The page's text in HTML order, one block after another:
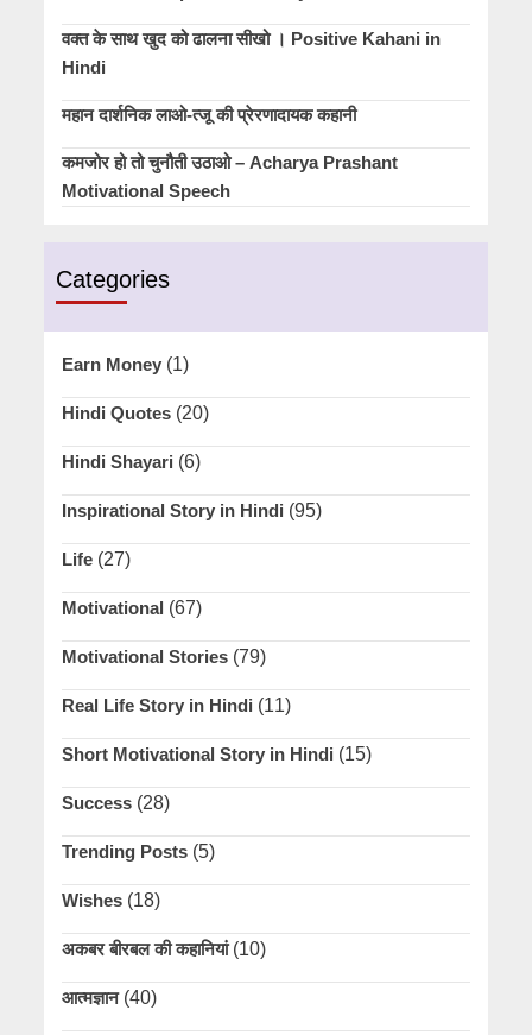
वक्त के साथ खुद को ढालना सीखो । Positive Kahani in
Hindi
महान दार्शनिक लाओ-त्जू की प्रेरणादायक कहानी
कमजोर हो तो चुनौती उठाओ – Acharya Prashant
Motivational Speech
Categories
Earn Money (1)
Hindi Quotes (20)
Hindi Shayari (6)
Inspirational Story in Hindi (95)
Life (27)
Motivational (67)
Motivational Stories (79)
Real Life Story in Hindi (11)
Short Motivational Story in Hindi (15)
Success (28)
Trending Posts (5)
Wishes (18)
अकबर बीरबल की कहानियां(10)
आत्मज्ञान(40)